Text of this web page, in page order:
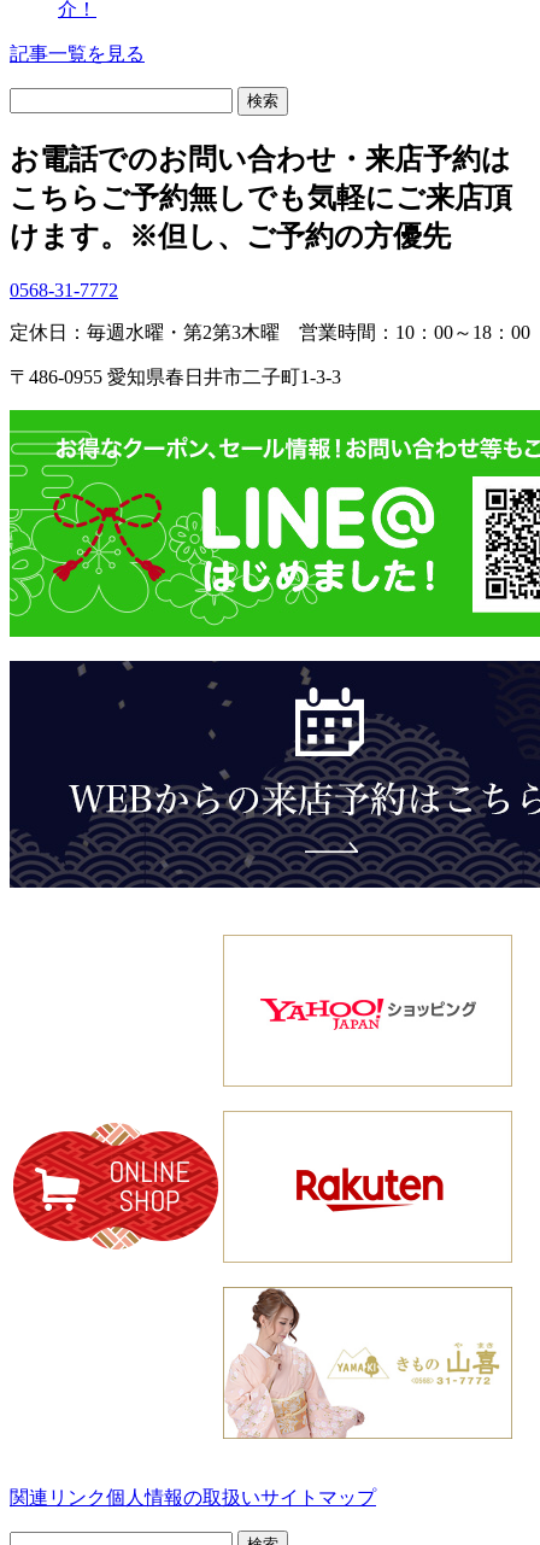
介！
記事一覧を見る
お電話でのお問い合わせ・ 来店予約は
こちらご予約無しでも気軽にご来店頂
けます。
※但し、ご予約の方優先
0568-31-7772
定休日：毎週水曜・第2第3木曜 営業時間：10：00～18：00
〒486-0955 愛知県春日井市二子町1-3-3
関連リンク個人情報の取扱いサイトマップ